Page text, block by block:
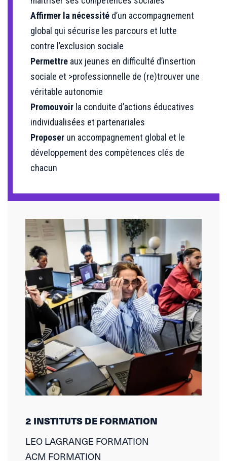
Affirmer la nécessité d’un accompagnement
global qui sécurise les parcours et lutte
contre l’exclusion sociale
Permettre aux jeunes en difficulté d’insertion
sociale et >professionnelle de (re)trouver une
véritable autonomie
Promouvoir la conduite d’actions éducatives
individualisées et partenariales
Proposer un accompagnement global et le
développement des compétences clés de
chacun
2 INSTITUTS DE FORMATION
LEO LAGRANGE FORMATION
ACM FORMATION